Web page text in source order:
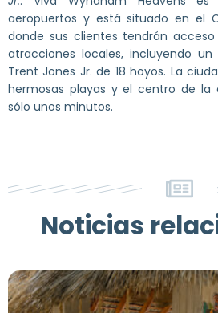
aeropuertos y está situado en el
donde sus clientes tendrán
atracciones locales, incluyendo
Trent Jones Jr. de 18 hoyos. La
hermosas playas y el centro de la
sólo unos minutos.
Noticias